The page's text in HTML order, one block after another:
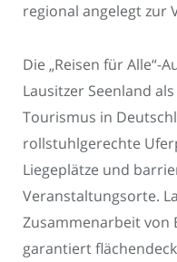
regional angelegt zur
Die „Reisen für Alle“-
Lausitzer Seenland
Tourismus in
rollstuhlgerechte
Liegeplätze und
Veranstaltungsorte.
Zusammenarbeit von
garantiert